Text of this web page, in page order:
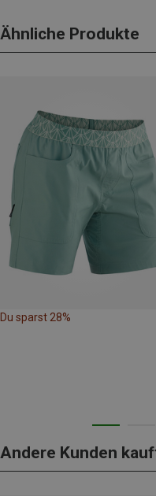
Ähnliche Produkte
Du sparst 28%
Andere Kunden